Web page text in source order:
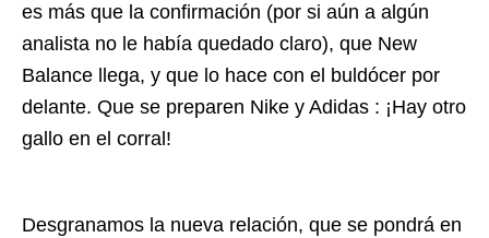
es más que la confirmación (por si aún a algún
analista no le había quedado claro), que New
Balance llega, y que lo hace con el buldócer por
delante. Que se preparen Nike y Adidas : ¡Hay otro
gallo en el corral!
Desgranamos la nueva relación, que se pondrá en